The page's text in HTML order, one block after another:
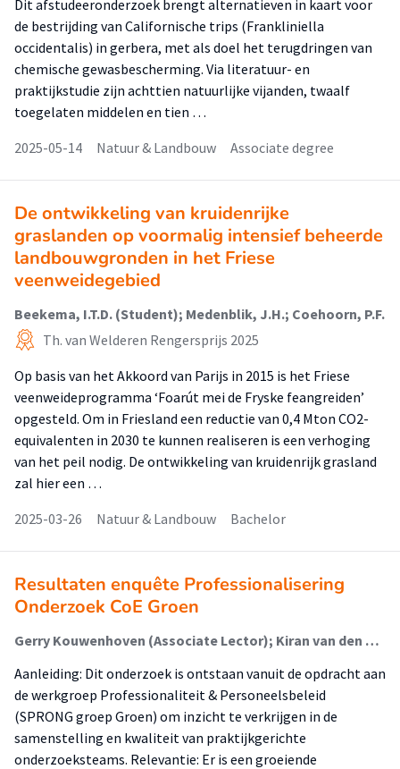
Dit afstudeeronderzoek brengt alternatieven in kaart voor
de bestrijding van Californische trips (Frankliniella
occidentalis) in gerbera, met als doel het terugdringen van
chemische gewasbescherming. Via literatuur- en
praktijkstudie zijn achttien natuurlijke vijanden, twaalf
toegelaten middelen en tien …
2025-05-14
Natuur & Landbouw Associate degree
De ontwikkeling van kruidenrijke
graslanden op voormalig intensief beheerde
landbouwgronden in het Friese
veenweidegebied
Beekema, I.T.D. (Student); Medenblik, J.H.; Coehoorn, P.F.
Th. van Welderen Rengersprijs 2025
Op basis van het Akkoord van Parijs in 2015 is het Friese
veenweideprogramma ‘Foarút mei de Fryske feangreiden’
opgesteld. Om in Friesland een reductie van 0,4 Mton CO2-
equivalenten in 2030 te kunnen realiseren is een verhoging
van het peil nodig. De ontwikkeling van kruidenrijk grasland
zal hier een …
2025-03-26
Natuur & Landbouw Bachelor
Resultaten enquête Professionalisering
Onderzoek CoE Groen
Gerry Kouwenhoven (Associate Lector); Kiran van den Brande (Onderzoeker); Willieanne van der Heijden (Begeleider); Marloes Stuiver (Begeleider); Robert Ebbers (Begeleider); Illiya de Hoog (Begeleider)
Aanleiding: Dit onderzoek is ontstaan vanuit de opdracht aan
de werkgroep Professionaliteit & Personeelsbeleid
(SPRONG groep Groen) om inzicht te verkrijgen in de
samenstelling en kwaliteit van praktijkgerichte
onderzoeksteams. Relevantie: Er is een groeiende